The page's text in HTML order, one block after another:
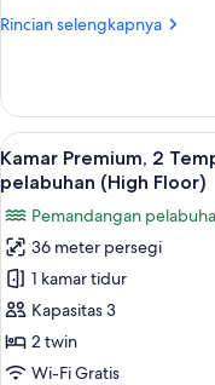
pemandangan
Floor)
Rincian selengkapnya
Rincian
Kamar
Premium,
2
Tempat
Tidur
Twin,
pemandangan
kota
(High
Floor)
Lihat
semua
foto
untuk
Kamar
Premium,
2
Tempat
Tidur
4
Kamar Premium, 2
pelabuhan (High Floor)
Pemandangan
36 meter persegi
1 kamar tidur
Kapasitas 3
2 twin
Wi-Fi Gratis